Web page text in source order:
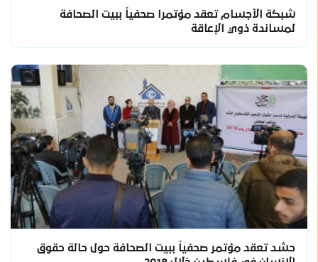
شبكة الأجسام تعقد مؤتمرا صحفياً ببيت الصحافة
لمساندة ذوي الإعاقة
حشد تعقد مؤتمر صحفياً ببيت الصحافة حول حالة حقوق